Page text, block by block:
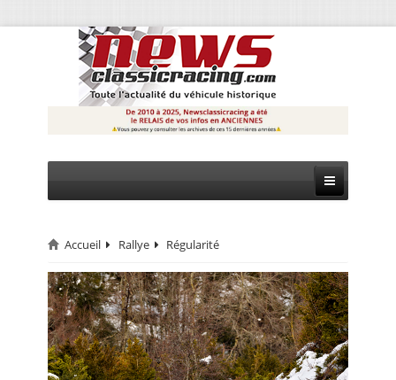
CIRCUIT
RALLYE
MONTAGNE
EVÈNEMENTS
Accueil Rallye Régularité